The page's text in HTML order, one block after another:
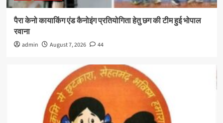
पैरा केनो कायाकिंग एंड कैनोइंग प्रतियोगिता हेतु छग की टीम हुई भोपाल
रवाना
admin August 7, 2026 44